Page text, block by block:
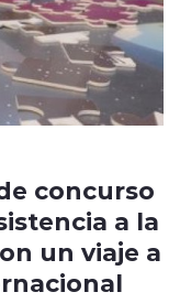
concurso
a la
un viaje a